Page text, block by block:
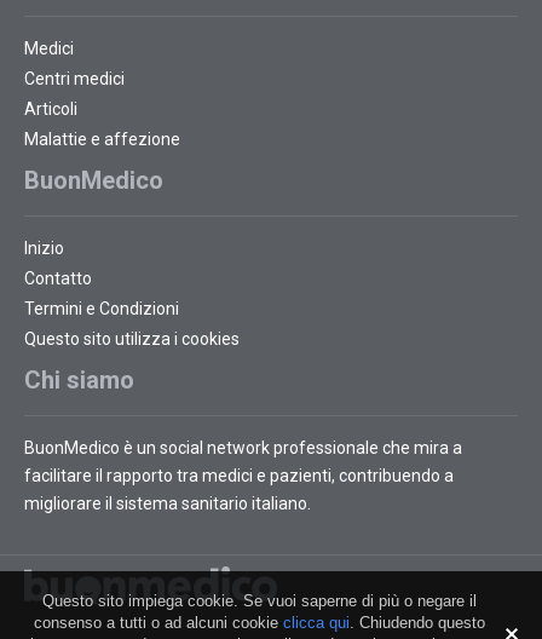
Medici
Centri medici
Articoli
Malattie e affezione
BuonMedico
Inizio
Contatto
Termini e Condizioni
Questo sito utilizza i cookies
Chi siamo
BuonMedico è un social network professionale che mira a
facilitare il rapporto tra medici e pazienti, contribuendo a
migliorare il sistema sanitario italiano.
Questo sito impiega cookie. Se vuoi saperne di più o negare il
consenso a tutti o ad alcuni cookie clicca qui. Chiudendo questo